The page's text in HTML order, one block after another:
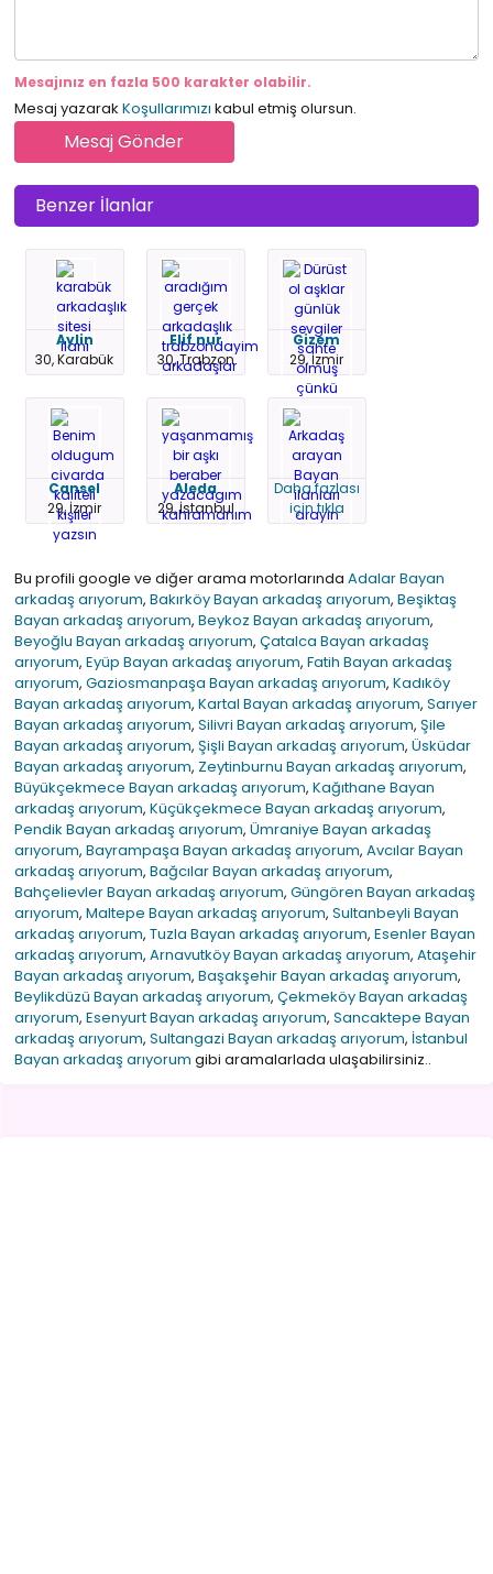
Mesajınız en fazla 500 karakter olabilir.
Mesaj yazarak Koşullarımızı kabul etmiş olursun.
Benzer İlanlar
Aylin
30, Karabük
Elif nur
30, Trabzon
Gizem
29, İzmir
Cansel
29, İzmir
Aleda
29, İstanbul
Daha fazlası
için tıkla
Bu profili google ve diğer arama motorlarında Adalar Bayan
arkadaş arıyorum, Bakırköy Bayan arkadaş arıyorum, Beşiktaş
Bayan arkadaş arıyorum, Beykoz Bayan arkadaş arıyorum,
Beyoğlu Bayan arkadaş arıyorum, Çatalca Bayan arkadaş
arıyorum, Eyüp Bayan arkadaş arıyorum, Fatih Bayan arkadaş
arıyorum, Gaziosmanpaşa Bayan arkadaş arıyorum, Kadıköy
Bayan arkadaş arıyorum, Kartal Bayan arkadaş arıyorum, Sarıyer
Bayan arkadaş arıyorum, Silivri Bayan arkadaş arıyorum, Şile
Bayan arkadaş arıyorum, Şişli Bayan arkadaş arıyorum, Üsküdar
Bayan arkadaş arıyorum, Zeytinburnu Bayan arkadaş arıyorum,
Büyükçekmece Bayan arkadaş arıyorum, Kağıthane Bayan
arkadaş arıyorum, Küçükçekmece Bayan arkadaş arıyorum,
Pendik Bayan arkadaş arıyorum, Ümraniye Bayan arkadaş
arıyorum, Bayrampaşa Bayan arkadaş arıyorum, Avcılar Bayan
arkadaş arıyorum, Bağcılar Bayan arkadaş arıyorum,
Bahçelievler Bayan arkadaş arıyorum, Güngören Bayan arkadaş
arıyorum, Maltepe Bayan arkadaş arıyorum, Sultanbeyli Bayan
arkadaş arıyorum, Tuzla Bayan arkadaş arıyorum, Esenler Bayan
arkadaş arıyorum, Arnavutköy Bayan arkadaş arıyorum, Ataşehir
Bayan arkadaş arıyorum, Başakşehir Bayan arkadaş arıyorum,
Beylikdüzü Bayan arkadaş arıyorum, Çekmeköy Bayan arkadaş
arıyorum, Esenyurt Bayan arkadaş arıyorum, Sancaktepe Bayan
arkadaş arıyorum, Sultangazi Bayan arkadaş arıyorum, İstanbul
Bayan arkadaş arıyorum gibi aramalarlada ulaşabilirsiniz..